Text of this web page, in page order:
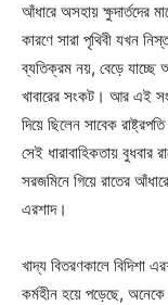
আঁধারে অসহায় ক্ষুদার্তদের
কারণে সারা পৃথিবী যখন
ব্যতিক্রম নয়, বেড়ে যাচ্ছে
খাবারের সংকট। আর এই
দিয়ে ছিলেন সাবেক
সেই ধারাবাহিকতায় বুধবার
সরজমিনে গিয়ে রাতের আঁধারে
এরশাদ।
খাদ্য বিতরণকালে বিদিশা
কর্মহীন হয়ে পড়েছে,